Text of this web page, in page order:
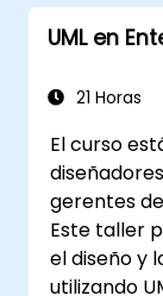
UML en
21 Horas
El curso
gerentes
Este taller
el diseño y
utilizando